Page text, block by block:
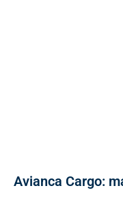
Avianca Cargo: